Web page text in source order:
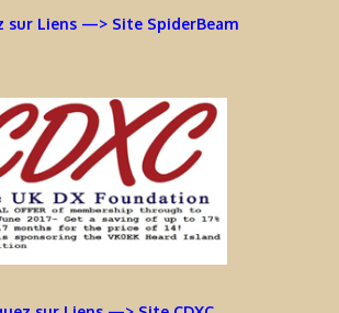
sur Liens —> Site SpiderBeam